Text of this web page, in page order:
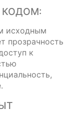
КОДОМ:
исходным
прозрачность
к